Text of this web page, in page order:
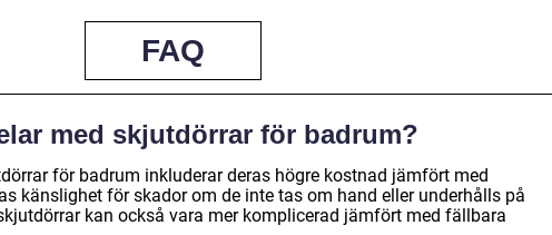
FAQ
med skjutdörrar för badrum?
för badrum inkluderar deras högre kostnad jämfört med
känslighet för skador om de inte tas om hand eller underhålls på
kan också vara mer komplicerad jämfört med fällbara